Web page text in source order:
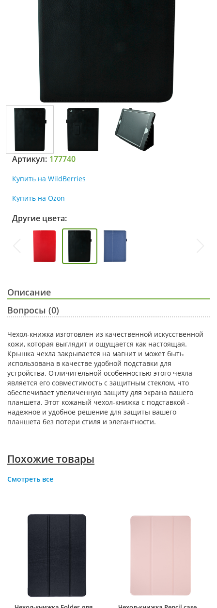
Артикул: 177740
Купить на WildBerries
Купить на Ozon
Другие цвета:
Описание
Вопросы (0)
Чехол-книжка изготовлен из качественной искусственной
кожи, которая выглядит и ощущается как настоящая.
Крышка чехла закрывается на магнит и может быть
использована в качестве удобной подставки для
устройства. Отличительной особенностью этого чехла
является его совместимость с защитным стеклом, что
обеспечивает увеличенную защиту для экрана вашего
планшета. Этот кожаный чехол-книжка с подставкой -
надежное и удобное решение для защиты вашего
планшета без потери стиля и элегантности.
Похожие товары
Смотреть все